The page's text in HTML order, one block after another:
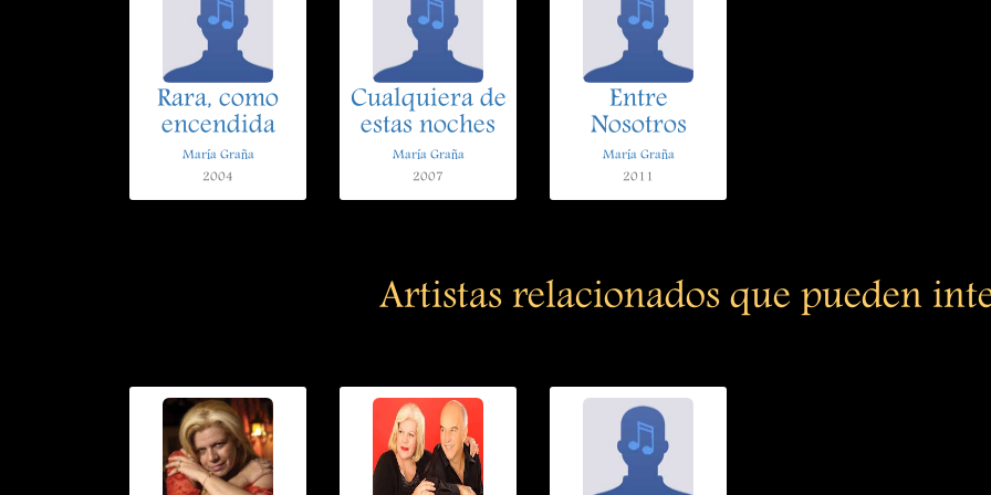
Rara, como
encendida
María Graña
2004
Cualquiera de
estas noches
María Graña
2007
Entre
Nosotros
María Graña
2011
Artistas relacionados que pueden